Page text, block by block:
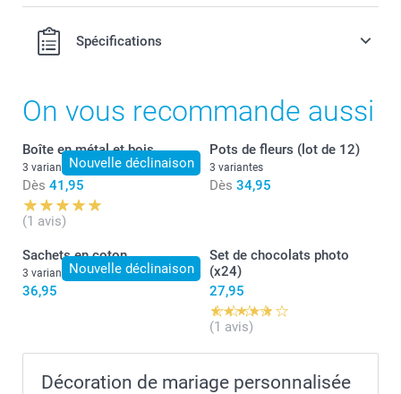
Spécifications
On vous recommande aussi
Nouvelle déclinaison
Boîte en métal et bois
3 variantes
Dès 41,95
(1 avis)
Pots de fleurs (lot de 12)
3 variantes
Dès 34,95
Nouvelle déclinaison
Sachets en coton
3 variantes
36,95
Set de chocolats photo
(x24)
27,95
(1 avis)
Décoration de mariage personnalisée